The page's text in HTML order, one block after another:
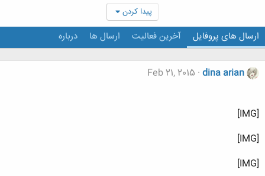
پیدا کردن
ارسال های پروفایل آخرین فعالیت ارسال ها درباره
dina arian
Feb 21, 2015
[IMG]
[IMG]
[IMG]